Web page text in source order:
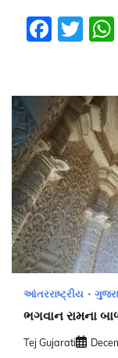
આંતરરાષ્ટ્રીય
ભગવાન રામના
Tej Gujarati